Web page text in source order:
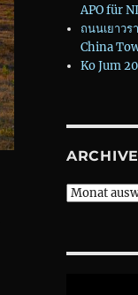
APO für
ถนนเยาว
China
Ko Jum
ARCHIVE
Archive